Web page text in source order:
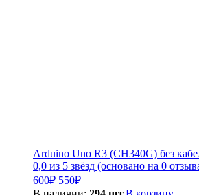
Arduino Uno R3 (CH340G) без
0,0 из 5 звёзд (основано на 0
600₽ Первоначальная
цена
550₽Текущая
цена: